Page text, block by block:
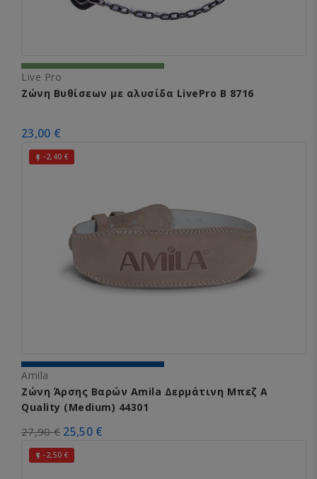
Live Pro
Ζώνη Βυθίσεων με αλυσίδα LivePro B 8716
23,00 €
 -2,40 €
Amila
Ζώνη Άρσης Βαρών Amila Δερμάτινη Μπεζ A
Quality (Medium) 44301
27,90 € 25,50 €
 -2,50 €